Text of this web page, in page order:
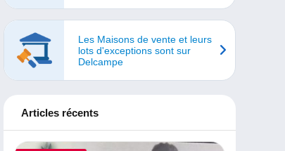
Les Maisons de vente et leurs
lots d'exceptions sont sur
Delcampe
Articles récents